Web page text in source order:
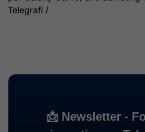
Telegrafi /